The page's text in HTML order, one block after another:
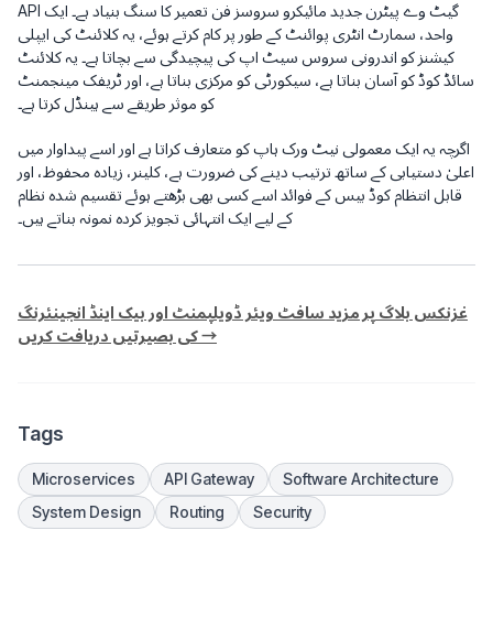
API گیٹ وے پیٹرن جدید مائیکرو سروسز فن تعمیر کا سنگ بنیاد ہے۔ ایک
واحد، سمارٹ انٹری پوائنٹ کے طور پر کام کرتے ہوئے، یہ کلائنٹ کی ایپلی
کیشنز کو اندرونی سروس سیٹ اپ کی پیچیدگی سے بچاتا ہے۔ یہ کلائنٹ
سائڈ کوڈ کو آسان بناتا ہے، سیکورٹی کو مرکزی بناتا ہے، اور ٹریفک مینجمنٹ
کو موثر طریقے سے ہینڈل کرتا ہے۔
اگرچہ یہ ایک معمولی نیٹ ورک ہاپ کو متعارف کراتا ہے اور اسے پیداوار میں
اعلیٰ دستیابی کے ساتھ ترتیب دینے کی ضرورت ہے، کلینر، زیادہ محفوظ، اور
قابل انتظام کوڈ بیس کے فوائد اسے کسی بھی بڑھتے ہوئے تقسیم شدہ نظام
کے لیے ایک انتہائی تجویز کردہ نمونہ بناتے ہیں۔
غزنکس بلاگ پر مزید سافٹ ویئر ڈویلپمنٹ اور بیک اینڈ انجینئرنگ
کی بصیرتیں دریافت کریں →
Tags
Microservices API Gateway
Software Architecture
System Design
Routing Security